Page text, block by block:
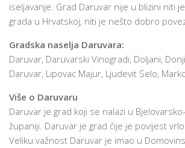
iseljavanje. Grad Daruvar nije u blizini niti
grada u Hrvatskoj, niti je nešto dobro
Gradska naselja Daruvara:
Daruvar, Daruvarski Vinogradi, Doljani,
Daruvar, Lipovac Majur, Ljudevit Selo,
Više o Daruvaru
Daruvar je grad koji se nalazi u
županiji. Daruvar je grad čije je povijest
Veliku važnost Daruvar je imao u